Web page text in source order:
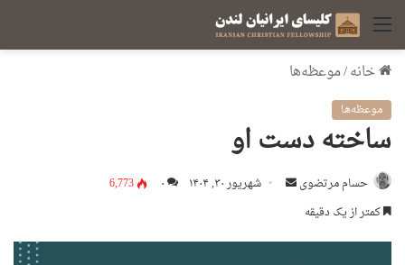
منو
خانه/موعظه‌ها
موعظه‌ها
ساخته دست او
حسام مرتضوی
ارسالشهریور ۳۰, ۱۴۰۴ ۰
6,773
کمتر از یک دقیقه